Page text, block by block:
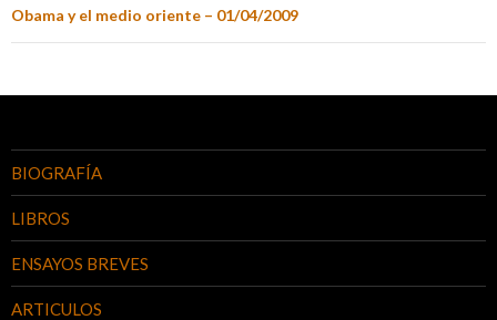
Obama y el medio oriente – 01/04/2009
BIOGRAFÍA
LIBROS
ENSAYOS BREVES
ARTICULOS